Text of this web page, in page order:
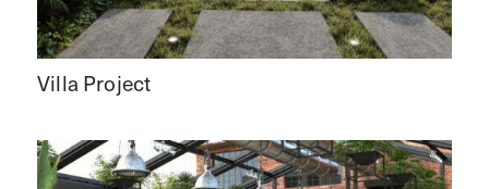
Villa Project